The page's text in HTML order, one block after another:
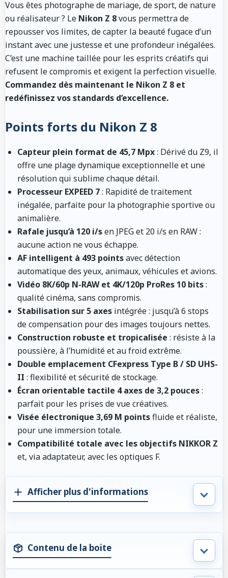
Vous êtes photographe de mariage, de sport, de nature
ou réalisateur ? Le Nikon Z 8vous permettra de
repousser vos limites, de capter la beauté fugace d’un
instant avec une justesse et une profondeur inégalées.
C’est une machine taillée pour les esprits créatifs qui
refusent le compromis et exigent la perfection visuelle.
Commandez dès maintenant le Nikon Z 8 et
redéfinissez vos standards d’excellence.
Points forts du Nikon Z 8
Capteur plein format de 45,7 Mpx: Dérivé du Z9, il
offre une plage dynamique exceptionnelle et une
résolution qui sublime chaque détail.
Processeur EXPEED 7: Rapidité de traitement
inégalée, parfaite pour la photographie sportive ou
animalière.
Rafale jusqu’à 120 i/sen JPEG et 20 i/s en RAW :
aucune action ne vous échappe.
AF intelligent à 493 pointsavec détection
automatique des yeux, animaux, véhicules et avions.
Vidéo 8K/60p N-RAW et 4K/120p ProRes 10 bits:
qualité cinéma, sans compromis.
Stabilisation sur 5 axes intégrée : jusqu’à 6 stops
de compensation pour des images toujours nettes.
Construction robuste et tropicalisée : résiste à la
poussière, à l’humidité et au froid extrême.
Double emplacement CFexpress Type B / SD UHS-
II : flexibilité et sécurité de stockage.
Écran orientable tactile 4 axes de 3,2 pouces:
parfait pour les prises de vue créatives.
Visée électronique 3,69 M pointsfluide et réaliste,
pour une immersion totale.
Compatibilité totale avec les objectifs NIKKOR Z
et, via adaptateur, avec les optiques F.
Afficher plus d'informations
Contenu de la boite